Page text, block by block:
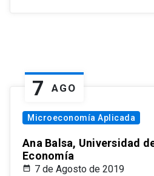
7 AGO
Microeconomía Aplicada
Ana Balsa, Universidad
Economía
7 de Agosto de 2019